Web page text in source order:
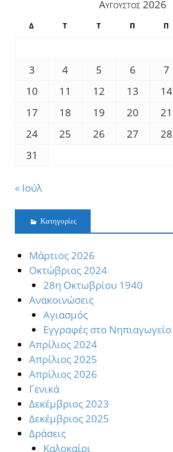
Αύγουστος 2026
Δ Τ Τ Π Π
3
4 5 6 7
10
11 12 13 14
17
18 19 20 21
24
25 26 27 28
31
« Ιούλ
Kατηγορίες
Mάρτιος 2026
Oκτώβριος 2024
28η Οκτωβρίου 1940
Ανακοινώσεις
Αγιασμός
Εγγραφές στο Νηπιαγωγείο
Απρίλιος 2024
Απρίλιος 2025
Απρίλιος 2026
Γενικά
Δεκέμβριος 2023
Δεκέμβριος 2025
Δράσεις
Καλοκαίρι